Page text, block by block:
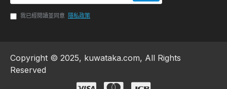
我已經閱讀並同意 隱私政策
Copyright © 2025, kuwataka.com, All Rights
Reserved